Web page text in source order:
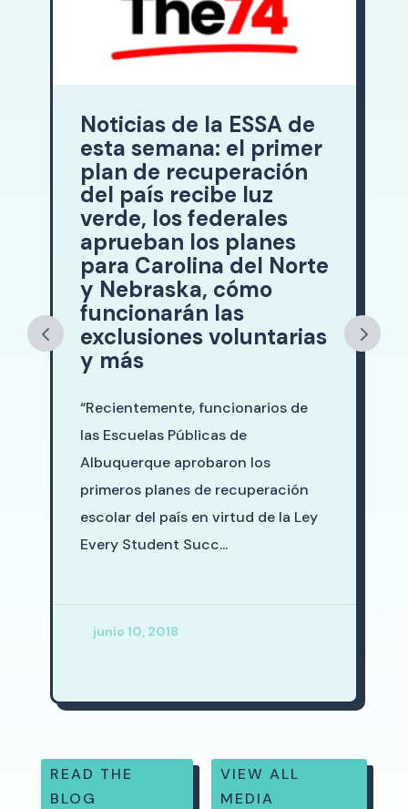
Noticias de la ESSA de
esta semana: el primer
plan de recuperación
del país recibe luz
verde, los federales
aprueban los planes
para Carolina del Norte
y Nebraska, cómo
funcionarán las
exclusiones voluntarias
y más
“Recientemente, funcionarios de
las Escuelas Públicas de
Albuquerque aprobaron los
primeros planes de recuperación
escolar del país en virtud de la Ley
Every Student Succ...
junio 10, 2018
READ THE
BLOG
VIEW ALL
MEDIA